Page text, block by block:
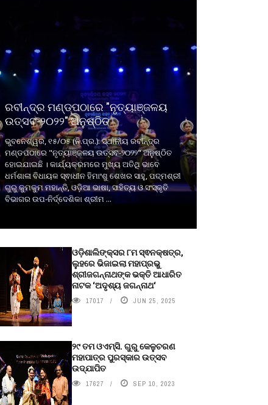
ରବୀନ୍ଦ୍ର ମଣ୍ଡପଠାରେ "ନୃତ୍ୟାଞ୍ଜଳୟ
ଉତ୍ସବ-୨୦୨୨" ଅନୁଷ୍ଠିତ
ଭୁବନେଶ୍ୱର, ୧୫/୦୫ (ନି.ପ୍ର.): ସ୍ଥାନୀୟ ରବୀନ୍ଦ୍ର
ମଣ୍ଡପଠାରେ "ନୃତ୍ୟାଞ୍ଜଳୟ ଉତ୍ସବ-୨୦୨୨" ଅନୁଷ୍ଠିତ
ହୋଇଯାଇଛି । କାର୍ଯ୍ୟକ୍ରମରେ ମୁଖ୍ୟ ଅତିଥି ଭାବେ
ଧର୍ମଶାଳା ବିଧାୟକ ସ୍ଵାଧୀନ ହିମାଂଶୁ ଶେଖର ସାହୁ, ପଦ୍ମଶ୍ରୀ
ଗୁରୁ କୁମକୁମ ମହାନ୍ତି, ଓଡ଼ିଆ ଭାଷା, ସାହିତ୍ୟ ଓ ସଂସ୍କୃତି
ବିଭାଗର ଉପ-ନିର୍ଦ୍ଦେଶିକା ଶ୍ରୀମ ...
ଓଡ଼ିଶାଲିଙ୍କ୍ସର ୮ମ ସ୍ଵନକ୍ଷତ୍ର,
ଲୁହରେ ଭିଜାଇଲା ମହାପ୍ରଭୁ
ଶ୍ରୀଜଗନ୍ନାଥଙ୍କ ଭକ୍ତି ଆଧାରିତ
ନାଟକ ‘ଅଦୃଶ୍ୟ ଜଗନ୍ନାଥ‘
17017 JUN 25, 2025
୨୯ ତମ ଓଏମ୍‌ସି. ଗୁରୁ କେଳୁଚରଣ
ମହାପାତ୍ର ପୁରସ୍କାର ଉତ୍ସବ
ଉଦ୍‍ଯାପିତ
17627 SEP 10, 2023